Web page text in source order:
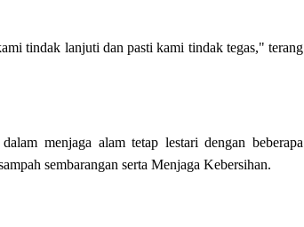
tindak lanjuti dan pasti kami tindak tegas," terang
menjaga alam tetap lestari dengan beberapa
sembarangan serta Menjaga Kebersihan.